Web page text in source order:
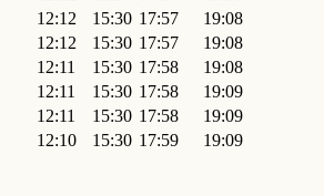
12:12 15:30 17:57
19:08
12:12 15:30 17:57
19:08
12:11 15:30 17:58
19:08
12:11 15:30 17:58
19:09
12:11 15:30 17:58
19:09
12:10 15:30 17:59 19:09